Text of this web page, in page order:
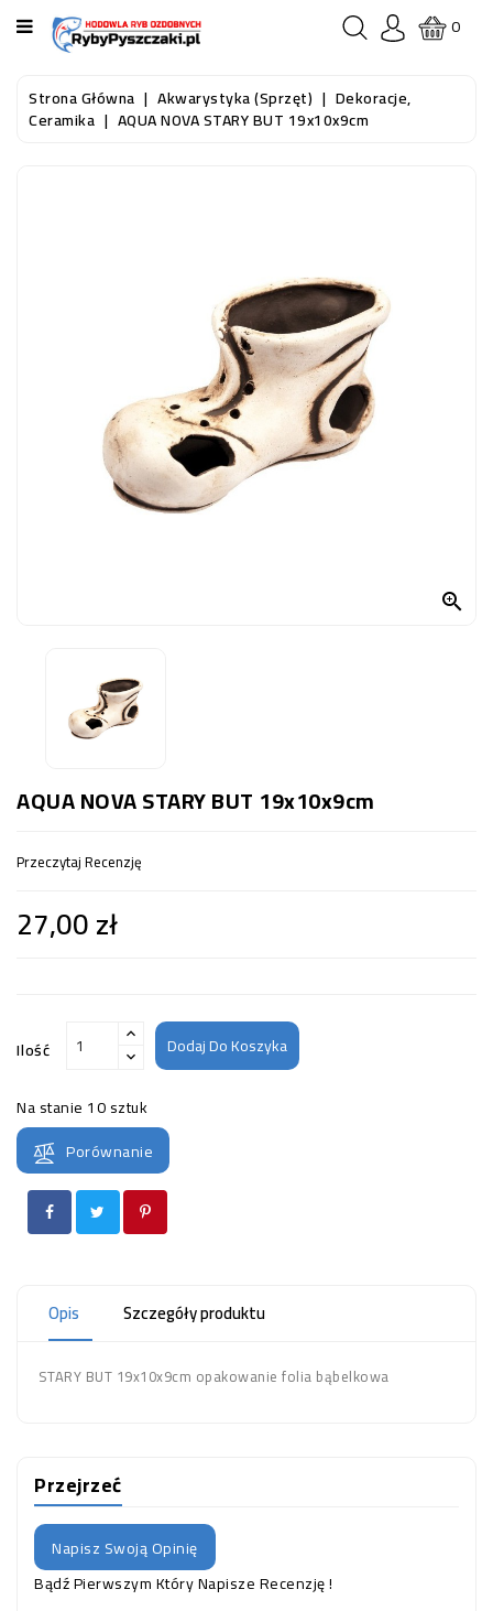
KATEGORIA
STRONA
GŁÓWNA
AKWARYSTYKA
0
Strona Główna Akwarystyka (sprzęt) Dekoracje,
Ceramika AQUA NOVA STARY BUT 19x10x9cm

AQUA NOVA STARY BUT 19x10x9cm
Przeczytaj Recenzję
27,00 zł
Ilość Dodaj Do Koszyka
Na stanie 10 sztuk
Porównanie
Opis Szczegóły produktu
STARY BUT 19x10x9cm opakowanie folia bąbelkowa
Przejrzeć
Napisz Swoją Opinię
Bądź Pierwszym Który Napisze Recenzję !